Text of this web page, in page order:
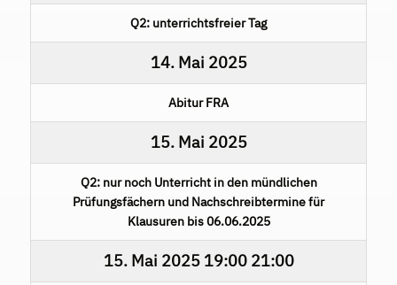
Q2: unterrichtsfreier Tag
14. Mai 2025
Abitur FRA
15. Mai 2025
Q2: nur noch Unterricht in den mündlichen
Prüfungsfächern und Nachschreibtermine für
Klausuren bis 06.06.2025
15. Mai 202519:00 21:00